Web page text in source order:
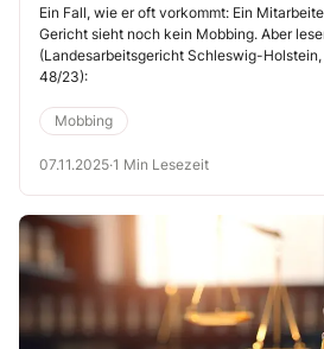
Ein Fall, wie er oft vorkommt: Ein
Gericht sieht noch kein Mobbing. Aber
(Landesarbeitsgericht Schleswig-Holstein,
48/23):
Mobbing
07.11.2025·1 Min Lesezeit